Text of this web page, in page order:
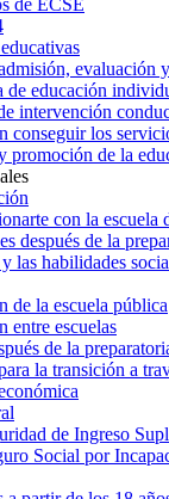
evaluación
de educación
intervención
conseguir los
promoción de la
con la escuela
después de la
las habilidades
de la escuela pública
entre escuelas
de la
la transición a
de Ingreso
Social por